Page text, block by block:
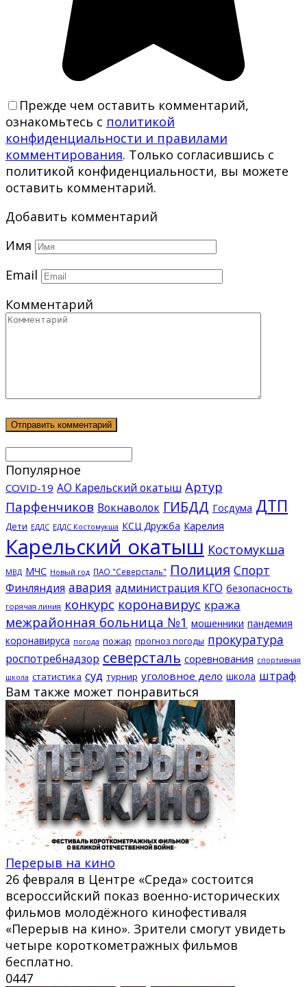
Прежде чем оставить комментарий,
ознакомьтесь с политикой
конфиденциальности и правилами
комментирования. Только согласившись с
политикой конфиденциальности, вы можете
оставить комментарий.
Добавить комментарий
Имя
Email
Комментарий
Популярное
COVID-19 АО Карельский окатыш Артур
Парфенчиков Вокнаволок ГИБДД Госдума ДТП
Дети ЕДДС ЕДДС Костомукша КСЦ Дружба Карелия
Карельский окатыш Костомукша
МВД МЧС Новый год ПАО "Северсталь" Полиция Спорт
Финляндия авария администрация КГО безопасность
горячая линия конкурс коронавирус кража
межрайонная больница №1 мошенники пандемия
коронавируса погода пожар прогноз погоды прокуратура
роспотребнадзор северсталь соревнования спортивная
школа статистика суд турнир уголовное дело школа штраф
Вам также может понравиться
Перерыв на кино
26 февраля в Центре «Среда» состоится
всероссийский показ военно-исторических
фильмов молодёжного кинофестиваля
«Перерыв на кино». Зрители смогут увидеть
четыре короткометражных фильмов
бесплатно.
0447